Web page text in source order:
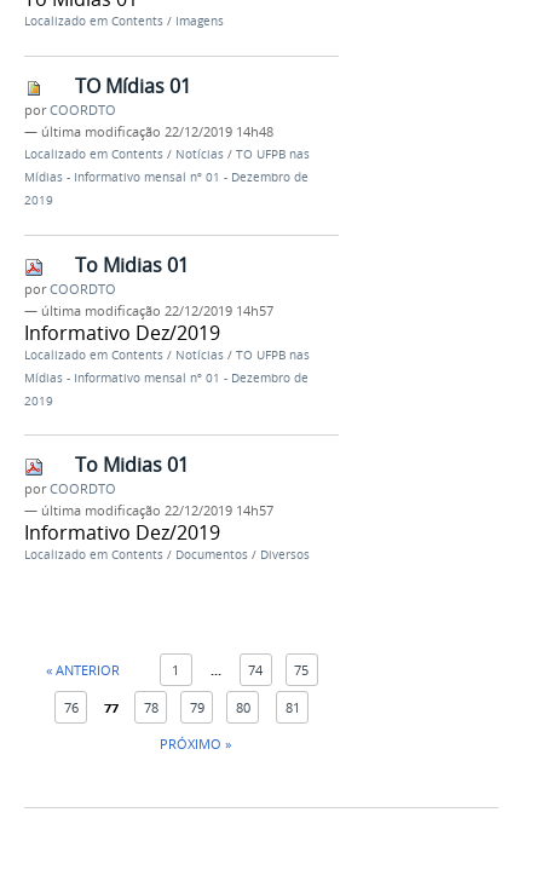
Localizado em Contents / Imagens
TO Mídias 01
porCOORDTO
— última modificação 22/12/2019 14h48
Localizado em Contents / Notícias / TO UFPB nas
Mídias - Informativo mensal nº 01 - Dezembro de
2019
To Midias 01
porCOORDTO
— última modificação 22/12/2019 14h57
Informativo Dez/2019
Localizado em Contents / Notícias / TO UFPB nas
Mídias - Informativo mensal nº 01 - Dezembro de
2019
To Midias 01
porCOORDTO
— última modificação 22/12/2019 14h57
Informativo Dez/2019
Localizado em Contents / Documentos / Diversos
« ANTERIOR 1 ... 74 75
76 77 78 79 80
81
PRÓXIMO »